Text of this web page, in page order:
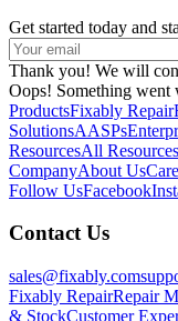
Get started today and
Thank you! We will
Oops! Something
ProductsFixably Repair
SolutionsAASPs
ResourcesAll Resources
CompanyAbout Us
Follow UsFacebook
Contact Us
sales@fixably.com
Fixably RepairRepair
& StockCustomer